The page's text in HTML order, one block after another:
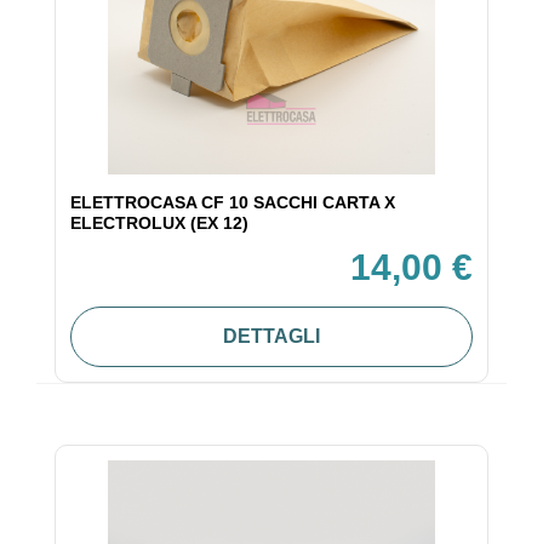
ELETTROCASA CF 10 SACCHI CARTA X
ELECTROLUX (EX 12)
14,00 €
DETTAGLI